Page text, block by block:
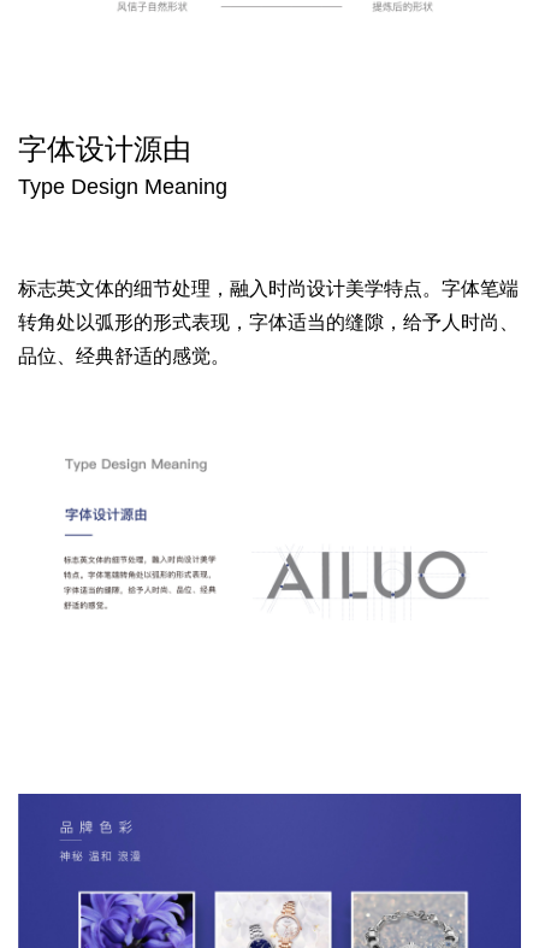
字体设计源由
Type Design Meaning
标志英文体的细节处理， 融入时尚设计美学特点。 字体笔端
转角处以弧形的形式表现， 字体适当的缝隙， 给予人时尚、
品位、经典舒适的感觉。